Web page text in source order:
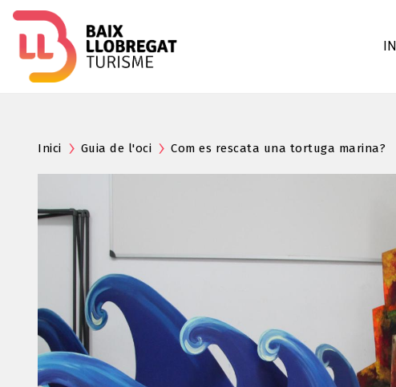
Inici Guia de l'oci Com es rescata una tortuga marina?